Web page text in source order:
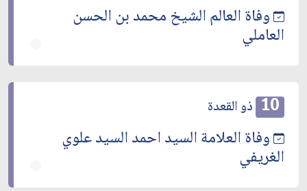
وفاة العالم الشيخ محمد بن الحسن
العاملي
10 ذو القعدة
وفاة العلامة السيد احمد السيد علوي
الغريفي